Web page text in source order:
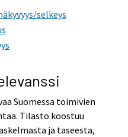
selkeys
Suomessa toimivien
Tilasto koostuu
ja taseesta,